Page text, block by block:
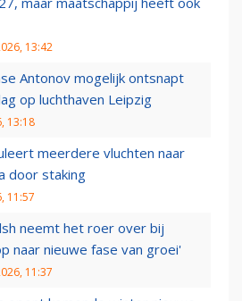
13:42
Antonov mogelijk ontsnapt
op luchthaven Leipzig
13:18
meerdere vluchten naar
door staking
11:57
neemt het roer over bij
naar nieuwe fase van groei'
11:37